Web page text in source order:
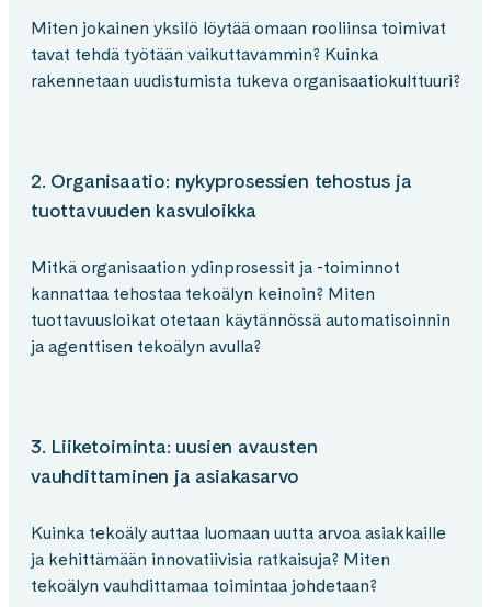
Miten jokainen yksilö löytää omaan rooliinsa toimivat
tavat tehdä työtään vaikuttavammin? Kuinka
rakennetaan uudistumista tukeva organisaatiokulttuuri?
2. Organisaatio: nykyprosessien tehostus ja
tuottavuuden kasvuloikka
Mitkä organisaation ydinprosessit ja -toiminnot
kannattaa tehostaa tekoälyn keinoin? Miten
tuottavuusloikat otetaan käytännössä automatisoinnin
ja agenttisen tekoälyn avulla?
3. Liiketoiminta: uusien avausten
vauhdittaminen ja asiakasarvo
Kuinka tekoäly auttaa luomaan uutta arvoa asiakkaille
ja kehittämään innovatiivisia ratkaisuja? Miten
tekoälyn vauhdittamaa toimintaa johdetaan?